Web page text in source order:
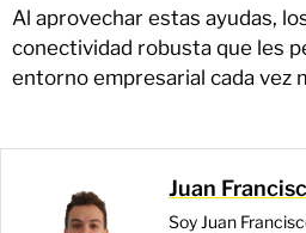
Al aprovechar estas ayudas,
conectividad robusta que les
entorno empresarial cada vez
Juan
Soy Juan